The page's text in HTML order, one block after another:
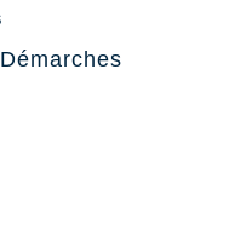
Démarches